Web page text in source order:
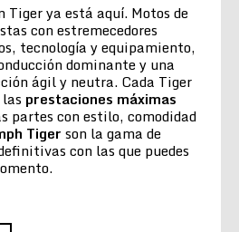
Tiger ya está aquí. Motos de
con estremecedores
tecnología y equipamiento,
dominante y una
ágil y neutra. Cada Tiger
prestaciones máximas
partes con estilo, comodidad
Tiger son la gama de
con las que puedes